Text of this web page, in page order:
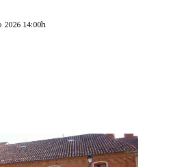
14:00h